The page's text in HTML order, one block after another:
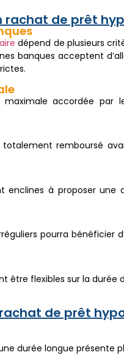
rachat de prêt
dépend de plusieurs
banques acceptent
accordée par
remboursé
enclines à proposer une
pourra bénéficier
être flexibles sur la durée
de prêt
durée longue présente